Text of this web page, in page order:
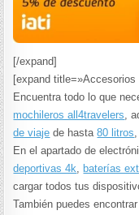
[/expand]
[expand title=»Accesorios
Encuentra todo lo que
mochileros all4travelers,
de viaje de hasta80 litros
En el apartado de
deportivas 4k, baterías
cargar todos tus
También puedes